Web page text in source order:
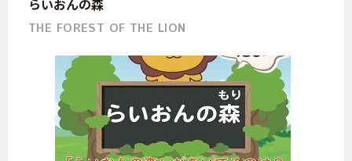
らいおんの森
THE FOREST OF THE LION